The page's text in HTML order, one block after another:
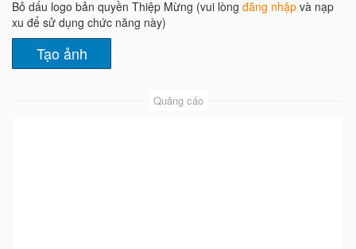
Bỏ dấu logo bản quyền Thiệp Mừng (vui lòng đăng nhập và nạp
xu để sử dụng chức năng này)
Quảng cáo